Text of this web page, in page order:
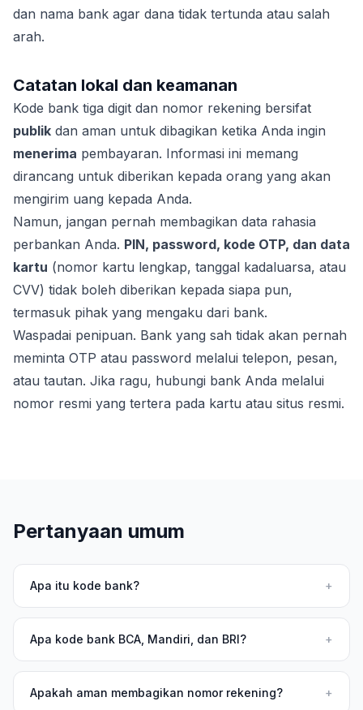
dan nama bank agar dana tidak tertunda atau salah
arah.
Catatan lokal dan keamanan
Kode bank tiga digit dan nomor rekening bersifat
publik dan aman untuk dibagikan ketika Anda ingin
menerima pembayaran. Informasi ini memang
dirancang untuk diberikan kepada orang yang akan
mengirim uang kepada Anda.
Namun, jangan pernah membagikan data rahasia
perbankan Anda. PIN, password, kode OTP, dan data
kartu (nomor kartu lengkap, tanggal kadaluarsa, atau
CVV) tidak boleh diberikan kepada siapa pun,
termasuk pihak yang mengaku dari bank.
Waspadai penipuan. Bank yang sah tidak akan pernah
meminta OTP atau password melalui telepon, pesan,
atau tautan. Jika ragu, hubungi bank Anda melalui
nomor resmi yang tertera pada kartu atau situs resmi.
Pertanyaan umum
Apa itu kode bank? +
Apa kode bank BCA, Mandiri, dan BRI? +
Apakah aman membagikan nomor rekening? +